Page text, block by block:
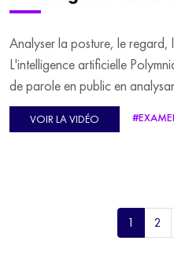
Analyser la posture, le
L'intelligence artificielle
de parole en public en
Selon Nathan Bonnet, le CEO
sur l'intelligence artificielle, est
VOIR LA VIDÉO
1 2